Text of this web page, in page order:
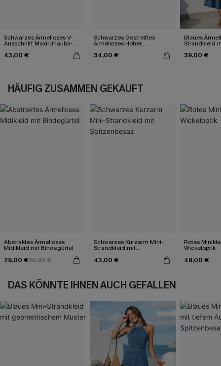
Schwarzes Ärmelloses V-
Ausschnitt Maxi-Urlaubs-
43,00 €
Schwarzes Gestreiftes
Ärmelloses Hoher
34,00 €
Blaues
Strandkleid
39,00 €
HÄUFIG ZUSAMMEN GEKAUFT
Abstraktes Ärmelloses
Midikleid mit Bindegürtel
29,00 €36,00 €
Schwarzes Kurzarm Mini-
Strandkleid mit
43,00 €
Rotes
Wickeloptik
49,00 €
DAS KÖNNTE IHNEN AUCH GEFALLEN